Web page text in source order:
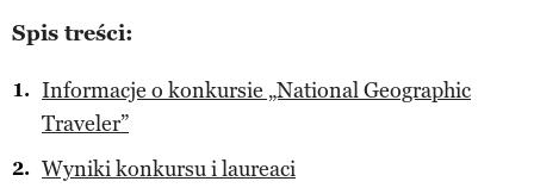
Spis treści:
Informacje o konkursie „National Geographic
Traveler”
Wyniki konkursu i laureaci